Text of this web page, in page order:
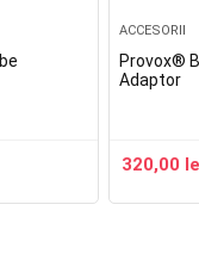
ACCESORII
Provox®
Adaptor
320,00